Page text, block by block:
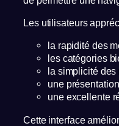
Les utilisateurs
la rapidité des
les catégories
la simplicité des
une
une excellente
Cette interface